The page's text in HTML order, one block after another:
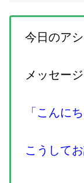
今日のア
メッセー
「こんに
こうして